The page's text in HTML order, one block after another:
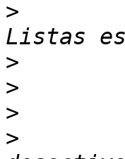
>
>
>
>
>